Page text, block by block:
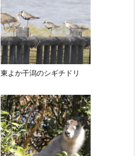
東よか干潟のシギチドリ